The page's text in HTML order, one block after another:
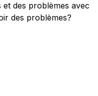
des problèmes avec
des problèmes?